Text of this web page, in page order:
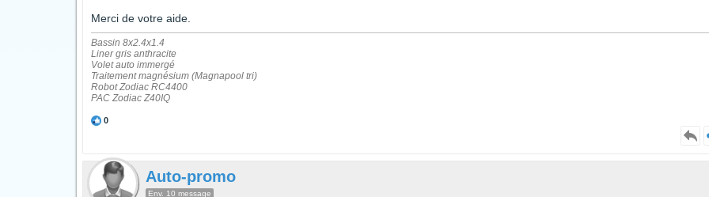
Merci de votre aide.
Bassin 8x2.4x1.4
Liner gris anthracite
Volet auto immergé
Traitement magnésium (Magnapool tri)
Robot Zodiac RC4400
PAC Zodiac Z40IQ
0
Auto-promo
Env. 10 message